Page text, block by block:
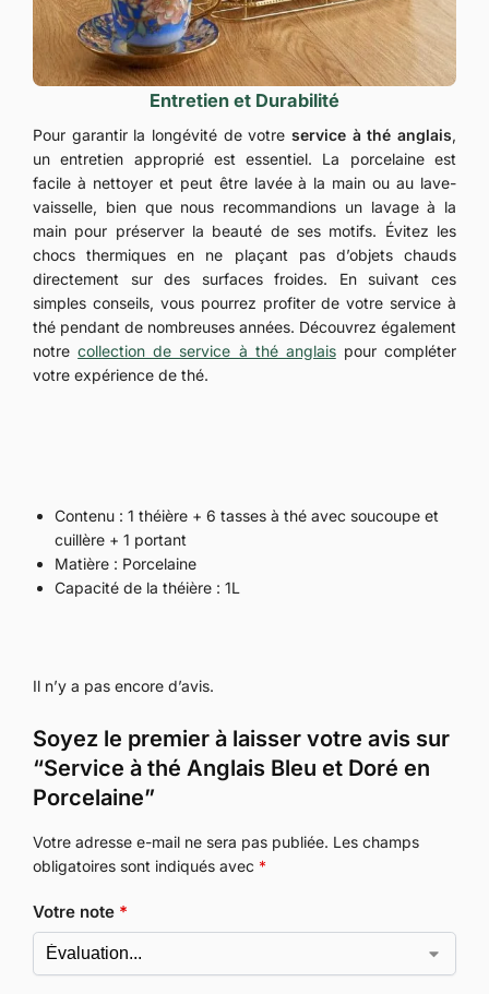
Entretien et Durabilité
Pour garantir la longévité de votre service à thé anglais,
un entretien approprié est essentiel. La porcelaine est
facile à nettoyer et peut être lavée à la main ou au lave-
vaisselle, bien que nous recommandions un lavage à la
main pour préserver la beauté de ses motifs. Évitez les
chocs thermiques en ne plaçant pas d’objets chauds
directement sur des surfaces froides. En suivant ces
simples conseils, vous pourrez profiter de votre service à
thé pendant de nombreuses années. Découvrez également
notrecollection de service à thé anglaispour compléter
votre expérience de thé.
Contenu : 1 théière + 6 tasses à thé avec soucoupe et
cuillère + 1 portant
Matière : Porcelaine
Capacité de la théière : 1L
Il n’y a pas encore d’avis.
Soyez le premier à laisser votre avis sur
“Service à thé Anglais Bleu et Doré en
Porcelaine”
Votre adresse e-mail ne sera pas publiée. Les champs
obligatoires sont indiqués avec *
Votre note *